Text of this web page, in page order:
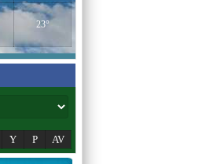
23°
Y P AV